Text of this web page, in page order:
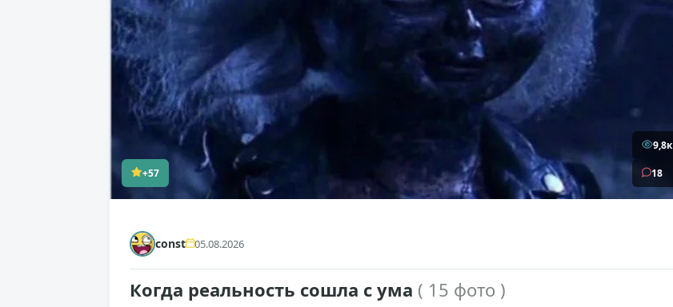
+57
9,8к
18
const 05.08.2026
Когда реальность сошла с ума ( 15 фото )